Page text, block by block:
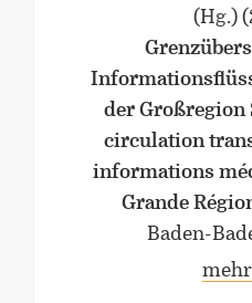
des
Duisburg-
des
(Hg.)
der Großregion
circulation
informations
Grande
Baden-